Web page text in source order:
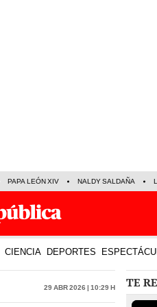
PAPA LEÓN XIV NALDY SALDAÑA
CIENCIA DEPORTES
29 Abr 2026 | 10:29 h TE